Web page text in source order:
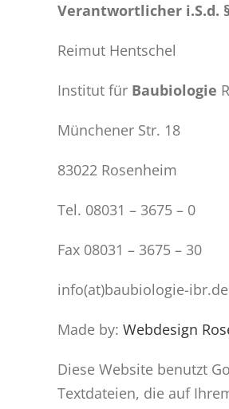
Verantwortlicher i.S.d. §
Reimut Hentschel
Institut für Baubiologie
Münchener Str. 18
83022 Rosenheim
Tel. 08031 – 3675 – 0
Fax 08031 – 3675 – 30
info(at)baubiologie-ibr.de
Made by: Webdesign
Diese Website benutzt
Textdateien, die auf